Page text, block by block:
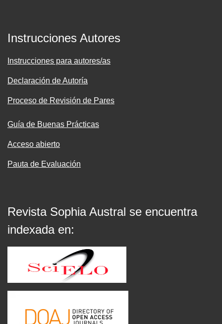
Instrucciones Autores
Instrucciones para autores/as
Declaración de Autoría
Proceso de Revisión de Pares
Guía de Buenas Prácticas
Acceso abierto
Pauta de Evaluación
Revista Sophia Austral se encuentra
indexada en: